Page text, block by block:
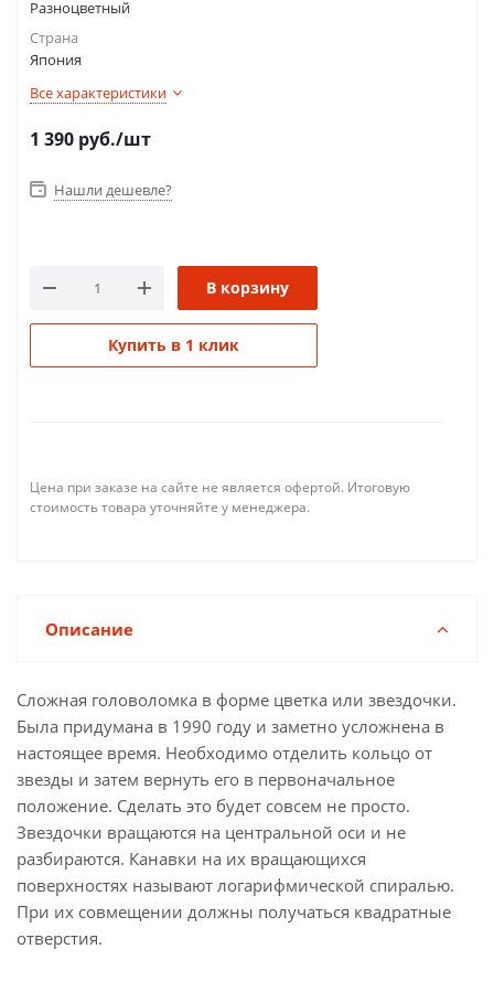
Разноцветный
Страна
Япония
Все характеристики
1 390 руб./шт
Нашли дешевле?
В корзину
Купить в 1 клик
Цена при заказе на сайте не является офертой. Итоговую
стоимость товара уточняйте у менеджера.
Описание
Сложная головоломка в форме цветка или звездочки.
Была придумана в 1990 году и заметно усложнена в
настоящее время. Необходимо отделить кольцо от
звезды и затем вернуть его в первоначальное
положение. Сделать это будет совсем не просто.
Звездочки вращаются на центральной оси и не
разбираются. Канавки на их вращающихся
поверхностях называют логарифмической спиралью.
При их совмещении должны получаться квадратные
отверстия.